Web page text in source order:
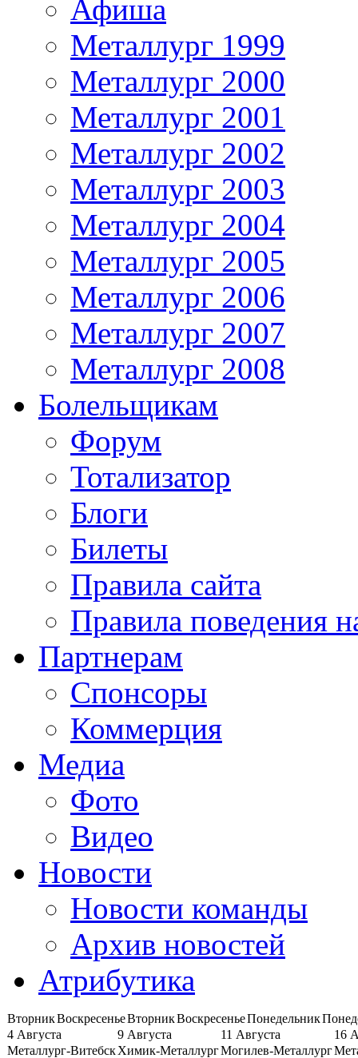
Афиша
Металлург 1999
Металлург 2000
Металлург 2001
Металлург 2002
Металлург 2003
Металлург 2004
Металлург 2005
Металлург 2006
Металлург 2007
Металлург 2008
Болельщикам
Форум
Тотализатор
Блоги
Билеты
Правила сайта
Правила поведения
Партнерам
Спонсоры
Коммерция
Медиа
Фото
Видео
Новости
Новости команды
Архив новостей
Атрибутика
ВторникВоскресеньеВторникВоскресеньеПонедельник
4 Августа
9 Августа 11 Августа
16
Металлург-ВитебскХимик-МеталлургМогилев-Металлург